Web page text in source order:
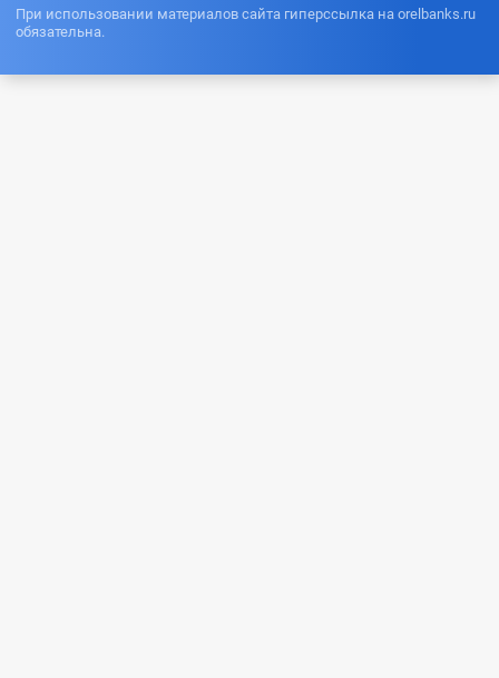
При использовании материалов сайта гиперссылка на orelbanks.ru
обязательна.